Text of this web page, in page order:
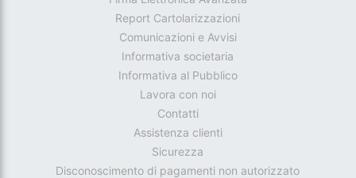
Report Cartolarizzazioni
Comunicazioni e Avvisi
Informativa societaria
Informativa al Pubblico
Lavora con noi
Contatti
Assistenza clienti
Sicurezza
Disconoscimento di pagamenti non autorizzato